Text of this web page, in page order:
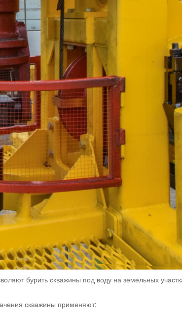
бурить скважины под воду на земельных
скважины применяют: